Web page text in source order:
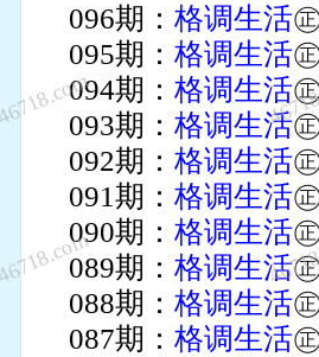
096期：格调生活
095期：格调生活
094期：格调生活
093期：格调生活
092期：格调生活
091期：格调生活
090期：格调生活
089期：格调生活
088期：格调生活
087期：格调生活
46718.com
46718.com